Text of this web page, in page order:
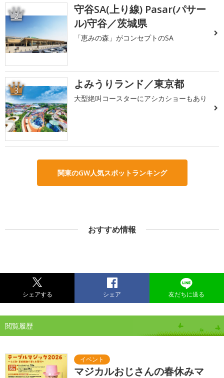
2
守谷SA(上り線) Pasar(パサー
ル)守谷／茨城県
「恵みの森」がコンセプトのSA
3 よみうりランド／東京都
大型絶叫コースターにアシカショーもあり
関東のGW人気スポットランキング
おすすめ情報
シェアする シェア 友だちに送る
閲覧履歴
マジカルおじさんの春休みマ